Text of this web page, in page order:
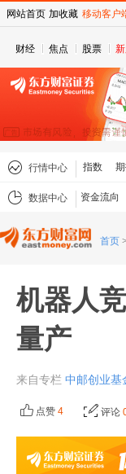
财经 焦点 股票
行情中心 指数
数据中心 资金流向
首页 >
机器人
量产
来自专栏 中邮创业基
点赞 4 评论
网站首页 加收藏 移动客户